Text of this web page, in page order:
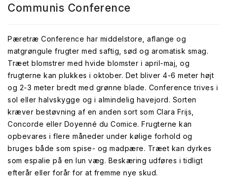
Communis Conference
Pæretræ Conference har middelstore, aflange og
matgrøngule frugter med saftig, sød og aromatisk smag.
Træet blomstrer med hvide blomster i april-maj, og
frugterne kan plukkes i oktober. Det bliver 4-6 meter højt
og 2-3 meter bredt med grønne blade. Conference trives i
sol eller halvskygge og i almindelig havejord. Sorten
kræver bestøvning af en anden sort som Clara Frijs,
Concorde eller Doyenné du Comice. Frugterne kan
opbevares i flere måneder under kølige forhold og
bruges både som spise- og madpære. Træet kan dyrkes
som espalie på en lun væg. Beskæring udføres i tidligt
efterår eller forår for at fremme nye skud.